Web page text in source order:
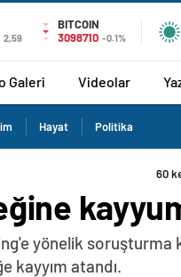
2,59
BITCOIN
3098710 -0.1%
Galeri Videolar
Hayat Politika
60
yönelik soruşturma
kayyım atandı.